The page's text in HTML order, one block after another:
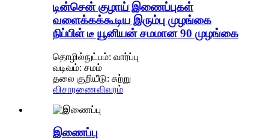
டின்சென் குழாய் இணைப்புகள்
வளைக்கக்கூடிய இரும்பு முழங்கை
நிப்பிள் டீ யூனியன் சமமான 90 முழங்கை
தொழில்நுட்பம்: வார்ப்பு
வடிவம்: சமம்
தலை குறியீடு: சுற்று
விசாரணைவிவரம்
இணைப்பு